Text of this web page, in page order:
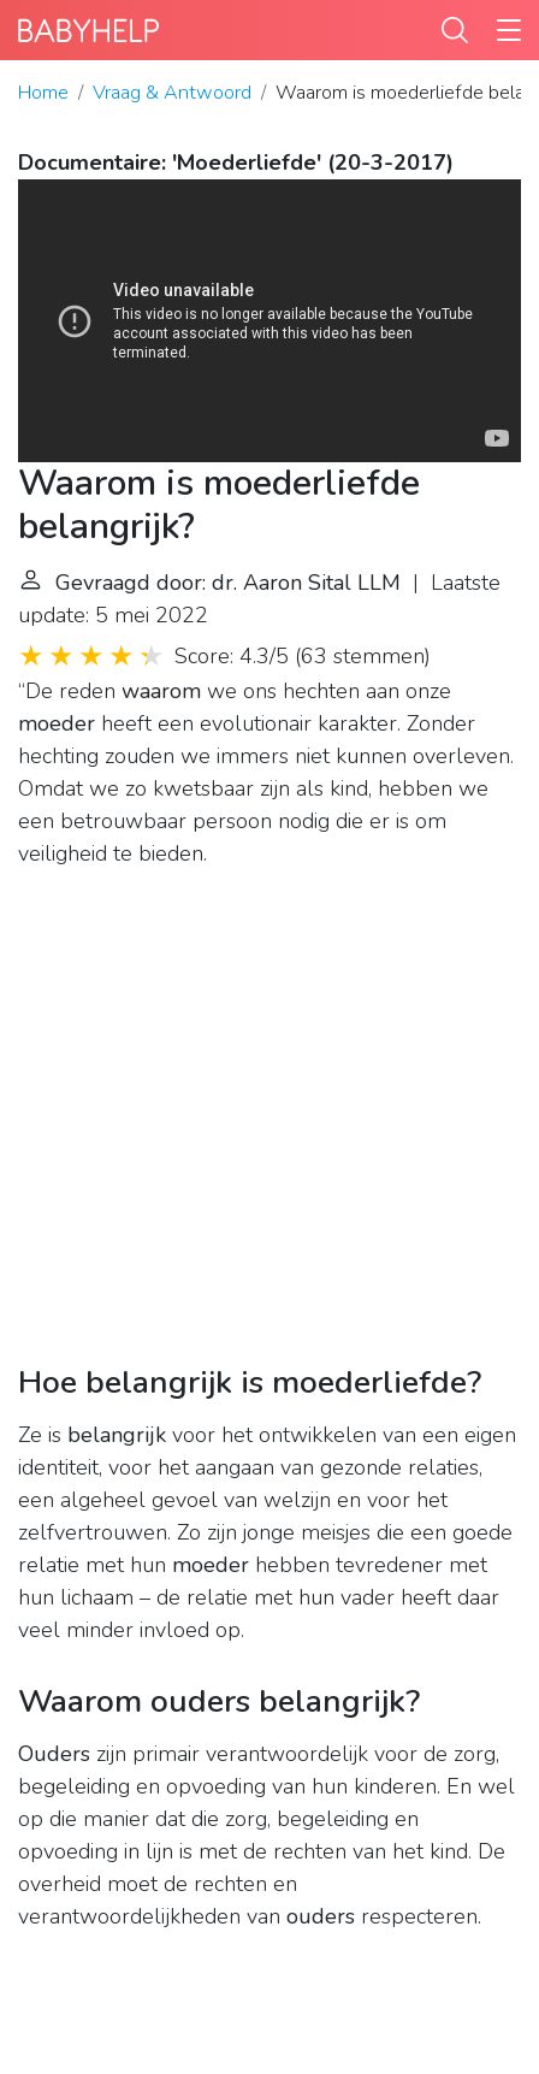
Home Vraag & Antwoord Waarom is moederliefde
Documentaire: 'Moederliefde' (20-3-2017)
Waarom is moederliefde
belangrijk?
Gevraagd door: dr. Aaron Sital LLM | Laatste
update: 5 mei 2022
Score: 4.3/5 (63 stemmen)
“De reden waarom we ons hechten aan onze
moeder heeft een evolutionair karakter. Zonder
hechting zouden we immers niet kunnen overleven.
Omdat we zo kwetsbaar zijn als kind, hebben we
een betrouwbaar persoon nodig die er is om
veiligheid te bieden.
Hoe belangrijk is moederliefde?
Ze is belangrijk voor het ontwikkelen van een eigen
identiteit, voor het aangaan van gezonde relaties,
een algeheel gevoel van welzijn en voor het
zelfvertrouwen. Zo zijn jonge meisjes die een goede
relatie met hun moeder hebben tevredener met
hun lichaam – de relatie met hun vader heeft daar
veel minder invloed op.
Waarom ouders belangrijk?
Ouders zijn primair verantwoordelijk voor de zorg,
begeleiding en opvoeding van hun kinderen. En wel
op die manier dat die zorg, begeleiding en
opvoeding in lijn is met de rechten van het kind. De
overheid moet de rechten en
verantwoordelijkheden van ouders respecteren.